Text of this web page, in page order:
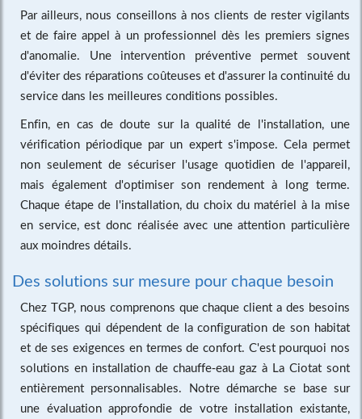
Par ailleurs, nous conseillons à nos clients de rester vigilants
et de faire appel à un professionnel dès les premiers signes
d'anomalie. Une intervention préventive permet souvent
d'éviter des réparations coûteuses et d'assurer la continuité du
service dans les meilleures conditions possibles.
Enfin, en cas de doute sur la qualité de l'installation, une
vérification périodique par un expert s'impose. Cela permet
non seulement de sécuriser l'usage quotidien de l'appareil,
mais également d'optimiser son rendement à long terme.
Chaque étape de l'installation, du choix du matériel à la mise
en service, est donc réalisée avec une attention particulière
aux moindres détails.
Des solutions sur mesure pour chaque besoin
Chez TGP, nous comprenons que chaque client a des besoins
spécifiques qui dépendent de la configuration de son habitat
et de ses exigences en termes de confort. C'est pourquoi nos
solutions en installation de chauffe-eau gaz à La Ciotat sont
entièrement personnalisables. Notre démarche se base sur
une évaluation approfondie de votre installation existante,